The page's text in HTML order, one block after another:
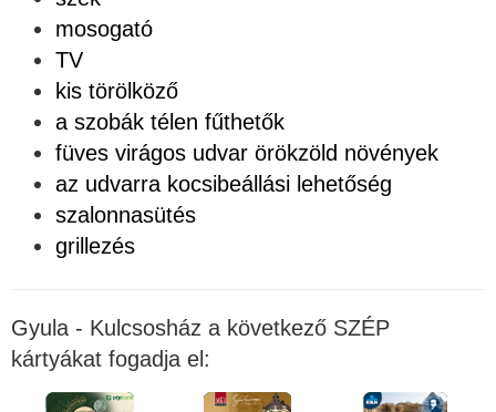
mosogató
TV
kis törölköző
a szobák télen fűthetők
füves virágos udvar örökzöld növények
az udvarra kocsibeállási lehetőség
szalonnasütés
grillezés
Gyula - Kulcsosház a következő SZÉP
kártyákat fogadja el: